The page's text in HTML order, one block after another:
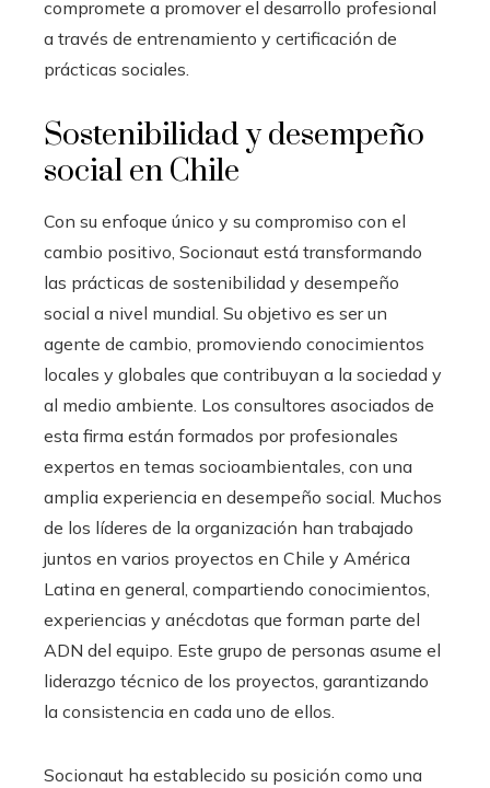
compromete a promover el desarrollo profesional
a través de entrenamiento y certificación de
prácticas sociales.
Sostenibilidad y desempeño
social en Chile
Con su enfoque único y su compromiso con el
cambio positivo, Socionaut está transformando
las prácticas de sostenibilidad y desempeño
social a nivel mundial. Su objetivo es ser un
agente de cambio, promoviendo conocimientos
locales y globales que contribuyan a la sociedad y
al medio ambiente. Los consultores asociados de
esta firma están formados por profesionales
expertos en temas socioambientales, con una
amplia experiencia en desempeño social. Muchos
de los líderes de la organización han trabajado
juntos en varios proyectos en Chile y América
Latina en general, compartiendo conocimientos,
experiencias y anécdotas que forman parte del
ADN del equipo. Este grupo de personas asume el
liderazgo técnico de los proyectos, garantizando
la consistencia en cada uno de ellos.
Socionaut ha establecido su posición como una